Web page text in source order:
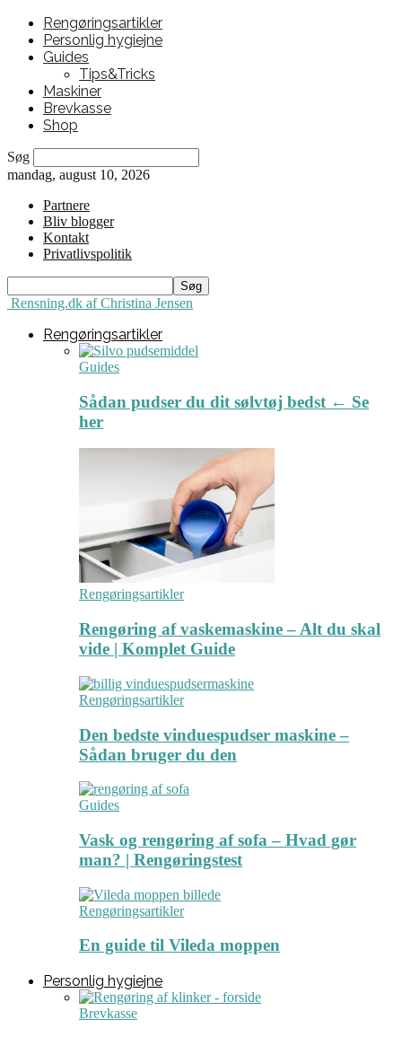
Rengøringsartikler
Personlig hygiejne
Guides
Tips&Tricks
Maskiner
Brevkasse
Shop
Søg
mandag, august 10, 2026
Partnere
Bliv blogger
Kontakt
Privatlivspolitik
Rensning.dk af Christina Jensen
Rengøringsartikler
Guides
Sådan pudser du dit sølvtøj bedst ← Se
her
Rengøringsartikler
Rengøring af vaskemaskine – Alt du skal
vide | Komplet Guide
Rengøringsartikler
Den bedste vinduespudser maskine –
Sådan bruger du den
Guides
Vask og rengøring af sofa – Hvad gør
man? | Rengøringstest
Rengøringsartikler
En guide til Vileda moppen
Personlig hygiejne
Brevkasse